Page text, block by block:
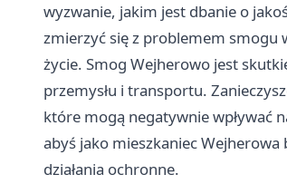
wyzwanie, jakim jest dbanie o
zmierzyć się z problemem smogu
życie. Smog Wejherowo jest
przemysłu i transportu.
które mogą negatywnie wpływać
abyś jako mieszkaniec
działania ochronne.